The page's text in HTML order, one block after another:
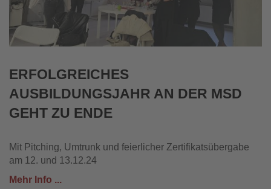
ERFOLGREICHES
AUSBILDUNGSJAHR AN DER MSD
GEHT ZU ENDE
Mit Pitching, Umtrunk und feierlicher Zertifikatsübergabe
am 12. und 13.12.24
Mehr Info ...